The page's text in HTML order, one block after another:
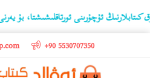
ئۇچۇرىنى ئورتاقلىشىشتا، بۇ يەرنى بېسىپ
+90 5530707350